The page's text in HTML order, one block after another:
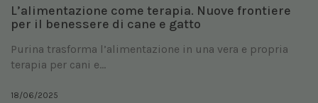
L’alimentazione come terapia. Nuove frontiere
per il benessere di cane e gatto
Purina trasforma l’alimentazione in una vera e propria
terapia per cani e...
18/06/2025